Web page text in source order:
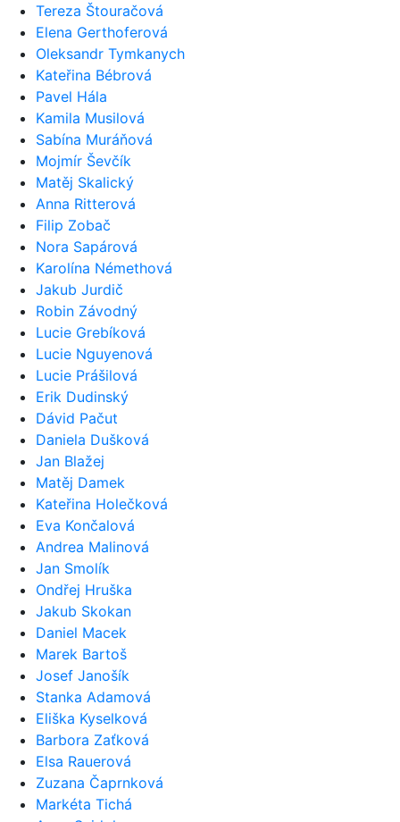
Tereza Štouračová
Elena Gerthoferová
Oleksandr Tymkanych
Kateřina Bébrová
Pavel Hála
Kamila Musilová
Sabína Muráňová
Mojmír Ševčík
Matěj Skalický
Anna Ritterová
Filip Zobač
Nora Sapárová
Karolína Némethová
Jakub Jurdič
Robin Závodný
Lucie Grebíková
Lucie Nguyenová
Lucie Prášilová
Erik Dudinský
Dávid Pačut
Daniela Dušková
Jan Blažej
Matěj Damek
Kateřina Holečková
Eva Končalová
Andrea Malinová
Jan Smolík
Ondřej Hruška
Jakub Skokan
Daniel Macek
Marek Bartoš
Josef Janošík
Stanka Adamová
Eliška Kyselková
Barbora Zaťková
Elsa Rauerová
Zuzana Čaprnková
Markéta Tichá